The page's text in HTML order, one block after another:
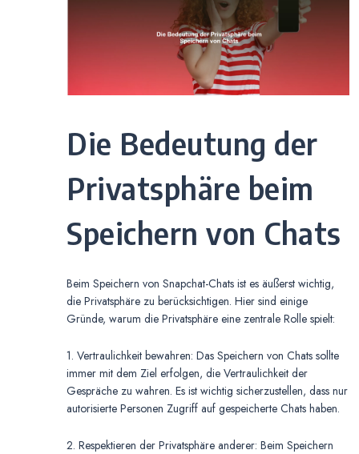
Die Bedeutung der
Privatsphäre beim
Speichern von Chats
Beim Speichern von Snapchat-Chats ist es äußerst wichtig,
die Privatsphäre zu berücksichtigen. Hier sind einige
Gründe, warum die Privatsphäre eine zentrale Rolle spielt:
1. Vertraulichkeit bewahren: Das Speichern von Chats sollte
immer mit dem Ziel erfolgen, die Vertraulichkeit der
Gespräche zu wahren. Es ist wichtig sicherzustellen, dass nur
autorisierte Personen Zugriff auf gespeicherte Chats haben.
2. Respektieren der Privatsphäre anderer: Beim Speichern